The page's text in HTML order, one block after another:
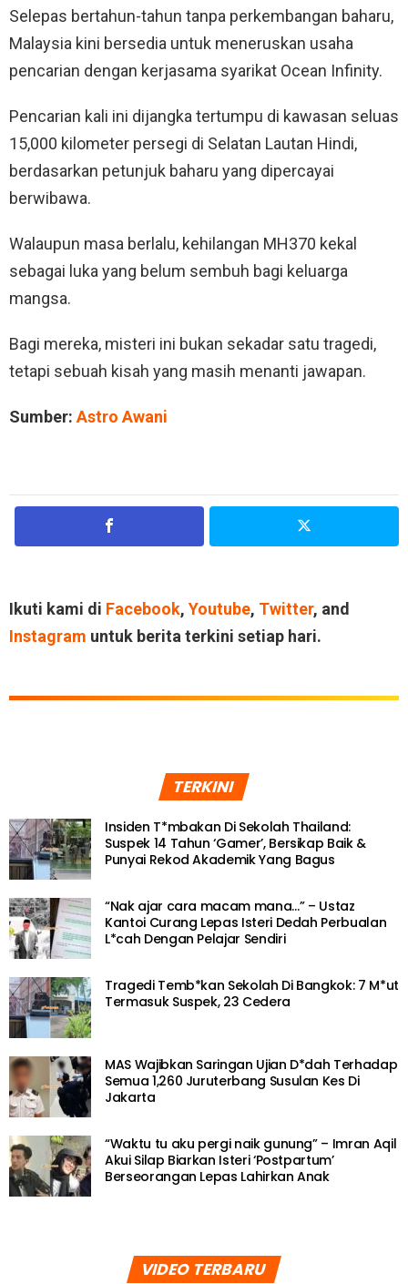
Selepas bertahun-tahun tanpa perkembangan baharu,
Malaysia kini bersedia untuk meneruskan usaha
pencarian dengan kerjasama syarikat Ocean Infinity.
Pencarian kali ini dijangka tertumpu di kawasan seluas
15,000 kilometer persegi di Selatan Lautan Hindi,
berdasarkan petunjuk baharu yang dipercayai
berwibawa.
Walaupun masa berlalu, kehilangan MH370 kekal
sebagai luka yang belum sembuh bagi keluarga
mangsa.
Bagi mereka, misteri ini bukan sekadar satu tragedi,
tetapi sebuah kisah yang masih menanti jawapan.
Sumber: Astro Awani
Ikuti kami di Facebook, Youtube, Twitter, and
Instagram untuk berita terkini setiap hari.
TERKINI
Insiden T*mbakan Di Sekolah Thailand:
Suspek 14 Tahun ‘Gamer’, Bersikap Baik &
Punyai Rekod Akademik Yang Bagus
“Nak ajar cara macam mana…” – Ustaz
Kantoi Curang Lepas Isteri Dedah Perbualan
L*cah Dengan Pelajar Sendiri
Tragedi Temb*kan Sekolah Di Bangkok: 7 M*ut
Termasuk Suspek, 23 Cedera
MAS Wajibkan Saringan Ujian D*dah Terhadap
Semua 1,260 Juruterbang Susulan Kes Di
Jakarta
“Waktu tu aku pergi naik gunung” – Imran Aqil
Akui Silap Biarkan Isteri ‘Postpartum’
Berseorangan Lepas Lahirkan Anak
VIDEO TERBARU